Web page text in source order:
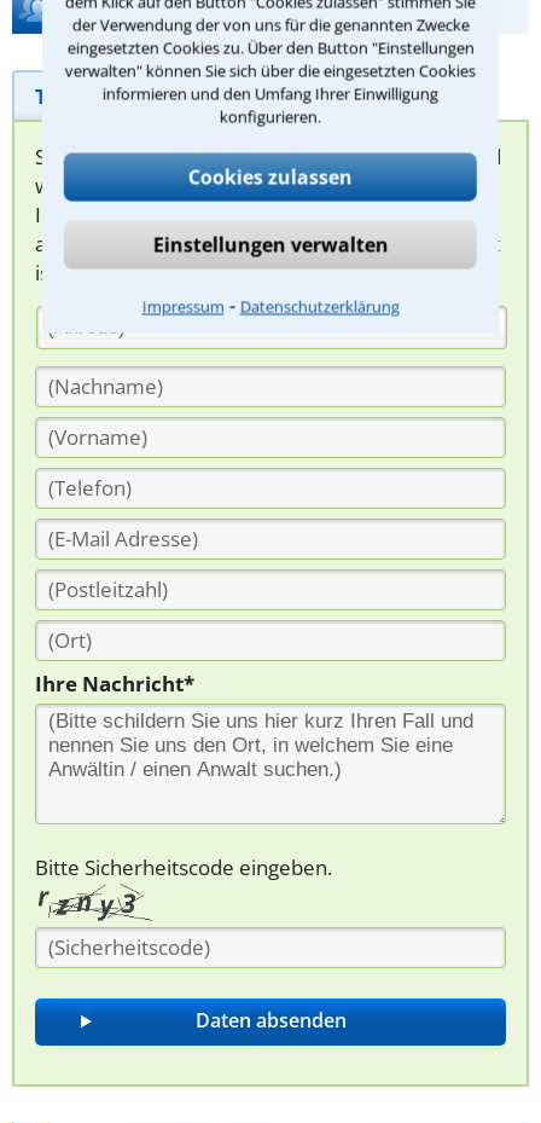
der Verwendung der von uns für die genannten Zwecke
eingesetzten Cookies zu. Über den Button "Einstellungen
verwalten" können Sie sich über die eingesetzten Cookies
informieren und den Umfang Ihrer Einwilligung
konfigurieren.
Cookies zulassen
Einstellungen verwalten
Impressum ⁃ Datenschutzerklärung
Hilfe bei Ihrer Anwaltsuche?
Telefonhilfe Beratungsanfrage
Sie können hier Ihren Fall schildern. Anschließend
werden sich spezialisierte Rechtsanwälte bei
Ihnen melden, um das weitere Vorgehen
abzuklären. Die Rückmeldung durch einen Anwalt
ist für Sie kostenlos.
Ihre Nachricht*
Bitte Sicherheitscode eingeben.